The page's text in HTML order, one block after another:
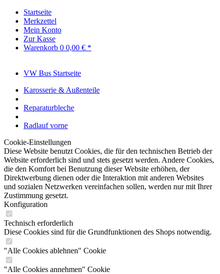
Startseite
Merkzettel
Mein Konto
Zur Kasse
Warenkorb 0 0,00 € *
VW Bus Startseite
Karosserie & Außenteile
Reparaturbleche
Radlauf vorne
Cookie-Einstellungen
Diese Website benutzt Cookies, die für den technischen Betrieb der
Website erforderlich sind und stets gesetzt werden. Andere Cookies,
die den Komfort bei Benutzung dieser Website erhöhen, der
Direktwerbung dienen oder die Interaktion mit anderen Websites
und sozialen Netzwerken vereinfachen sollen, werden nur mit Ihrer
Zustimmung gesetzt.
Konfiguration
Technisch erforderlich
Diese Cookies sind für die Grundfunktionen des Shops notwendig.
"Alle Cookies ablehnen" Cookie
"Alle Cookies annehmen" Cookie